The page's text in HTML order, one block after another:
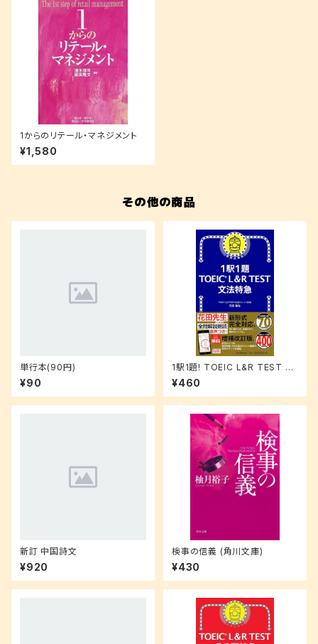
1からのリテール・マネジメント
¥1,580
その他の商品
単行本(90円)
¥90
1駅1題! TOEIC L&R TEST 文
法特急
¥460
新訂 中国詩文
¥920
検事の信義 (角川文庫)
¥430